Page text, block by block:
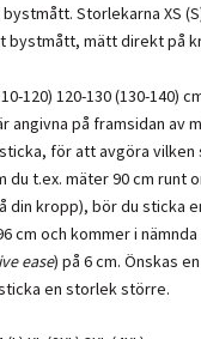
Storlekarna XS (S)
bystmått, mätt direkt på
120) 120-130 (130-140)
angivna på framsidan av
för att avgöra
du t.ex. mäter 90 cm runt
din kropp), bör du sticka
cm och kommer i
ease) på 6 cm. Önskas
en storlek större.